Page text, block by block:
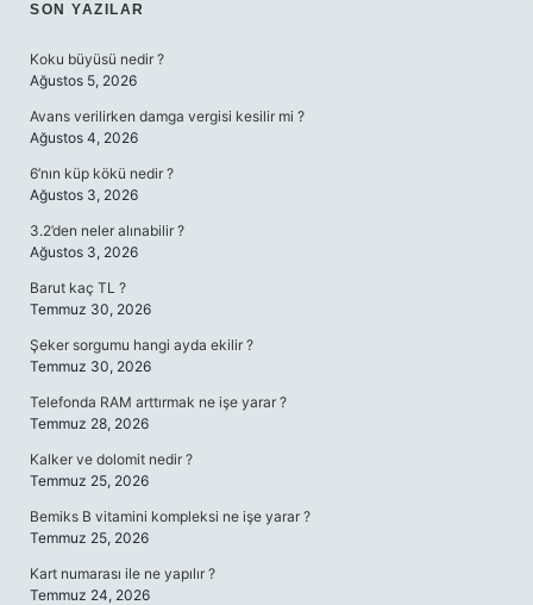
SIDEBAR
SON YAZILAR
Koku büyüsü nedir ?
Ağustos 5, 2026
Avans verilirken damga vergisi kesilir mi ?
Ağustos 4, 2026
6’nın küp kökü nedir ?
Ağustos 3, 2026
3.2’den neler alınabilir ?
Ağustos 3, 2026
Barut kaç TL ?
Temmuz 30, 2026
Şeker sorgumu hangi ayda ekilir ?
Temmuz 30, 2026
Telefonda RAM arttırmak ne işe yarar ?
Temmuz 28, 2026
Kalker ve dolomit nedir ?
Temmuz 25, 2026
Bemiks B vitamini kompleksi ne işe yarar ?
Temmuz 25, 2026
Kart numarası ile ne yapılır ?
Temmuz 24, 2026